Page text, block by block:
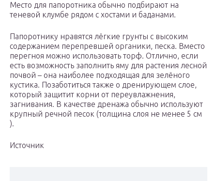
Место для папоротника обычно подбирают на
теневой клумбе рядом с хостами и баданами.
Папоротнику нравятся лёгкие грунты с высоким
содержанием перепревшей органики, песка. Вместо
перегноя можно использовать торф. Отлично, если
есть возможность заполнить яму для растения лесной
почвой – она наиболее подходящая для зелёного
кустика. Позаботиться также о дренирующем слое,
который защитит корни от переувлажнения,
загнивания. В качестве дренажа обычно используют
крупный речной песок (толщина слоя не менее 5 см
).
Источник